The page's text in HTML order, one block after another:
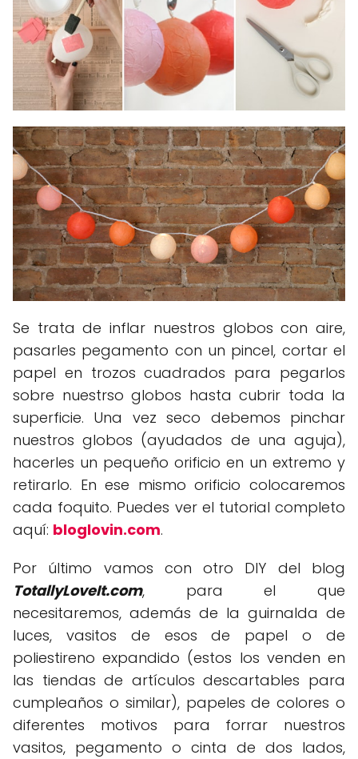
Se trata de inflar nuestros globos con aire,
pasarles pegamento con un pincel, cortar el
papel en trozos cuadrados para pegarlos
sobre nuestrso globos hasta cubrir toda la
superficie. Una vez seco debemos pinchar
nuestros globos (ayudados de una aguja),
hacerles un pequeño orificio en un extremo y
retirarlo. En ese mismo orificio colocaremos
cada foquito. Puedes ver el tutorial completo
aquí: bloglovin.com.
Por último vamos con otro DIY del blog
TotallyLoveIt.com, para el que
necesitaremos, además de la guirnalda de
luces, vasitos de esos de papel o de
poliestireno expandido (estos los venden en
las tiendas de artículos descartables para
cumpleaños o similar), papeles de colores o
diferentes motivos para forrar nuestros
vasitos, pegamento o cinta de dos lados,